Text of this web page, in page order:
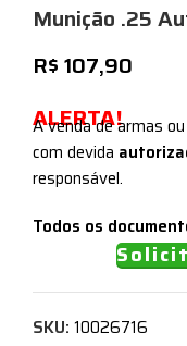
Munição .25
R$107,90
ALERTA!
A venda de armas
com devida
responsável.
Todos os
SKU: 10026716